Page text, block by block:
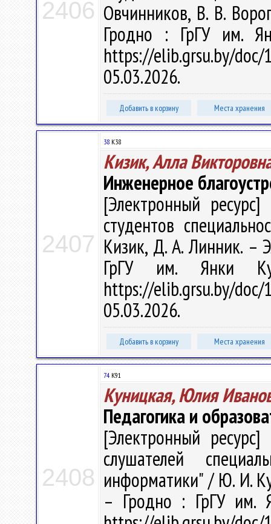
2406 Овчинников, В. В.
Гродно : ГрГУ им.
https://elib.grsu.by/
05.03.2026.
Добавить в корзину Места хранения
2407
38 К38
Кизик, Алла
Инженерное
[Электронный
студентов
Кизик, Д. А. Линник. –
ГрГУ им. Янки
https://elib.grsu.by/
05.03.2026.
Добавить в корзину Места хранения
2408
74 К91
Куницкая, Юлия
Педагогика и
[Электронный
слушателей
информатики" / Ю. И.
– Гродно : ГрГУ им.